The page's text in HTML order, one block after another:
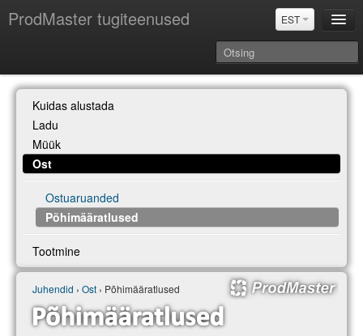
ProdMaster tugiteenused EST
Juhendid
Versiooniuuendused
Power BI & Merit Aktiva (EST)
Kuidas alustada
Ladu
Müük
Ost
Ostuaruanded
Põhimääratlused
Tootmine
Juhendid › Ost › Põhimääratlused